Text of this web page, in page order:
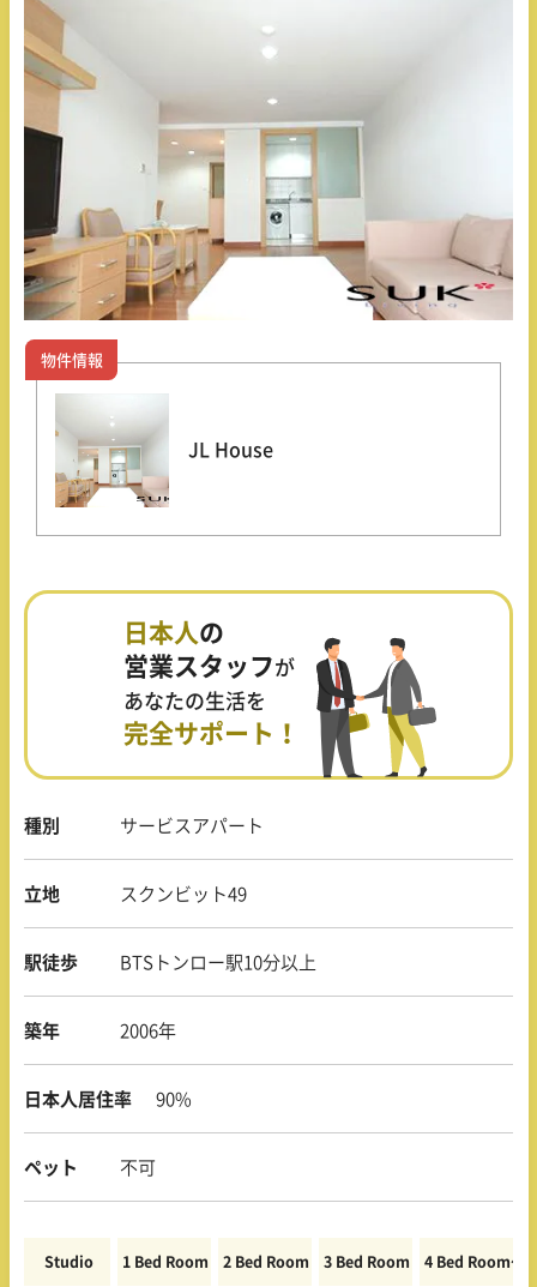
物件情報
JL House
種別 サービスアパート
立地 スクンビット49
駅徒歩 BTSトンロー駅10分以上
築年 2006年
日本人居住率 90%
ペット 不可
日本人 の
営業スタッフが
あなたの生活を
完全サポート！
Studio 1 Bed Room 2 Bed Room 3 Bed Room 4 Bed Room〜